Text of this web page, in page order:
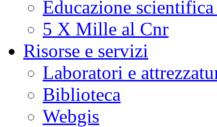
Educazione
5 X Mille al Cnr
Risorse e servizi
Laboratori e
Biblioteca
Webgis